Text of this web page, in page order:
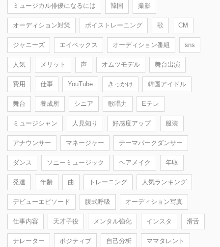
ミュージカル俳優になるには 韓国 撮影
オーディション対策 ボイストレーニング 歌 CM
ジャニーズ エイベックス オーディション番組 sns
人気 メリット 声 オムツモデル 舞台出演
費用 仕事 YouTube きっかけ 韓国アイドル
舞台 養成所 シニア 歌唱力 Eテレ
ミュージシャン 人見知り 好感度アップ 服装
アナウンサー マネージャー テーマパークダンサー
ダンス ソニーミュージック ヘアメイク 年収
発達 年齢 曲 トレーニング 人気ランキング
デビューエピソード 腹式呼吸 オーディション写真
仕事内容 天才子役 メンタル強化 インスタ 滑舌
ナレーター ポジティブ 自己分析 ママタレント